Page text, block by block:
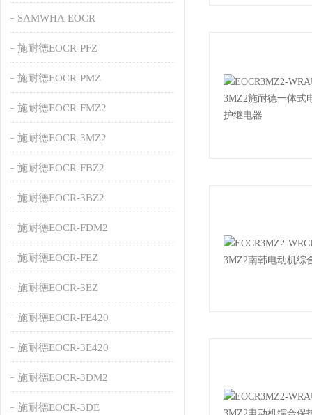
SAMWHA EOCR
施耐德EOCR-PFZ
施耐德EOCR-PMZ
施耐德EOCR-FMZ2
施耐德EOCR-3MZ2
施耐德EOCR-FBZ2
施耐德EOCR-3BZ2
施耐德EOCR-FDM2
施耐德EOCR-FEZ
施耐德EOCR-3EZ
施耐德EOCR-FE420
施耐德EOCR-3E420
施耐德EOCR-3DM2
施耐德EOCR-3DE